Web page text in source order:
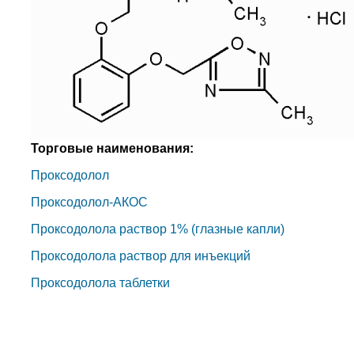
Торговые наименования:
Проксодолол
Проксодолол-АКОС
Проксодолола раствор 1% (глазные капли)
Проксодолола раствор для инъекций
Проксодолола таблетки